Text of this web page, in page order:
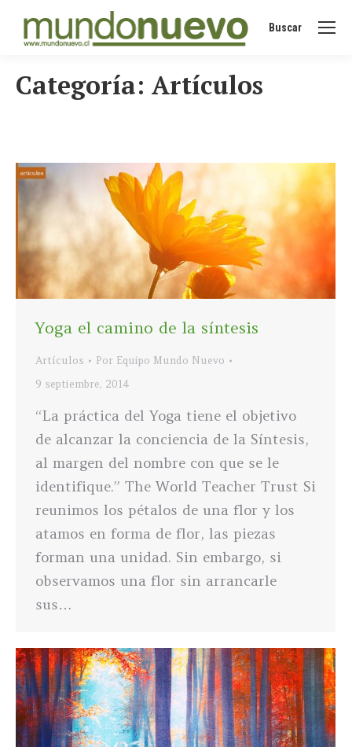
Buscar:
Buscar
Categoría: Artículos
Yoga el camino de la síntesis
Artículos Por Equipo Mundo Nuevo
9 septiembre, 2014
“La práctica del Yoga tiene el objetivo
de alcanzar la conciencia de la Síntesis,
al margen del nombre con que se le
identifique.” The World Teacher Trust Si
reunimos los pétalos de una flor y los
atamos en forma de flor, las piezas
forman una unidad. Sin embargo, si
observamos una flor sin arrancarle
sus…